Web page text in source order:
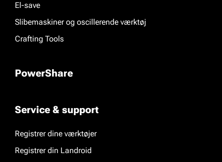
El-save
Slibemaskiner og oscillerende værktøj
Crafting Tools
PowerShare
Service & support
Registrer dine værktøjer
Registrer din Landroid